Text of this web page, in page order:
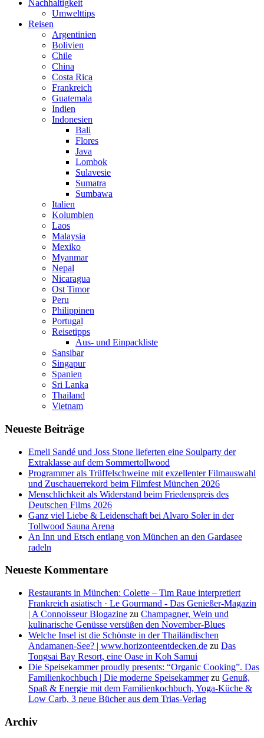
Nachhaltigkeit
Umwelttips
Reisen
Argentinien
Bolivien
Chile
China
Costa Rica
Frankreich
Guatemala
Indien
Indonesien
Bali
Flores
Java
Lombok
Sulavesie
Sumatra
Sumbawa
Italien
Kolumbien
Laos
Malaysia
Mexiko
Myanmar
Nepal
Nicaragua
Ost Timor
Peru
Philippinen
Portugal
Reisetipps
Aus- und Einpackliste
Sansibar
Singapur
Spanien
Sri Lanka
Thailand
Vietnam
Neueste Beiträge
Emeli Sandé und Joss Stone lieferten eine Soulparty der
Extraklasse auf dem Sommertollwood
Programmer als Trüffelschweine mit exzellenter Filmauswahl
und Zuschauerrekord beim Filmfest München 2026
Menschlichkeit als Widerstand beim Friedenspreis des
Deutschen Films 2026
Ganz viel Liebe & Leidenschaft bei Alvaro Soler in der
Tollwood Sauna Arena
An Inn und Etsch entlang von München an den Gardasee
radeln
Neueste Kommentare
Restaurants in München: Colette – Tim Raue interpretiert
Frankreich asiatisch · Le Gourmand - Das Genießer-Magazin
| A Connoisseur Blogazine zu Champagner, Wein und
kulinarische Genüsse versüßen den November-Blues
Welche Insel ist die Schönste in der Thailändischen
Andamanen-See? | www.horizonteentdecken.de zu Das
Tongsai Bay Resort, eine Oase in Koh Samui
Die Speisekammer proudly presents: “Organic Cooking”. Das
Familienkochbuch | Die moderne Speisekammerzu Genuß,
Spaß & Energie mit dem Familienkochbuch, Yoga-Küche &
Low Carb, 3 neue Bücher aus dem Trias-Verlag
Archiv